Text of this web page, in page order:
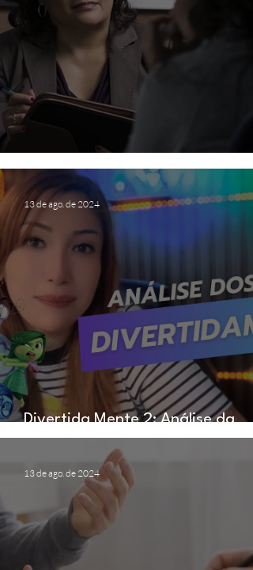
O que é Terapia e Psicóloga?
Divertida Mente 2: Análise da
psicóloga Beatriz brandão
13 de ago. de 2024
13 de ago. de 2024